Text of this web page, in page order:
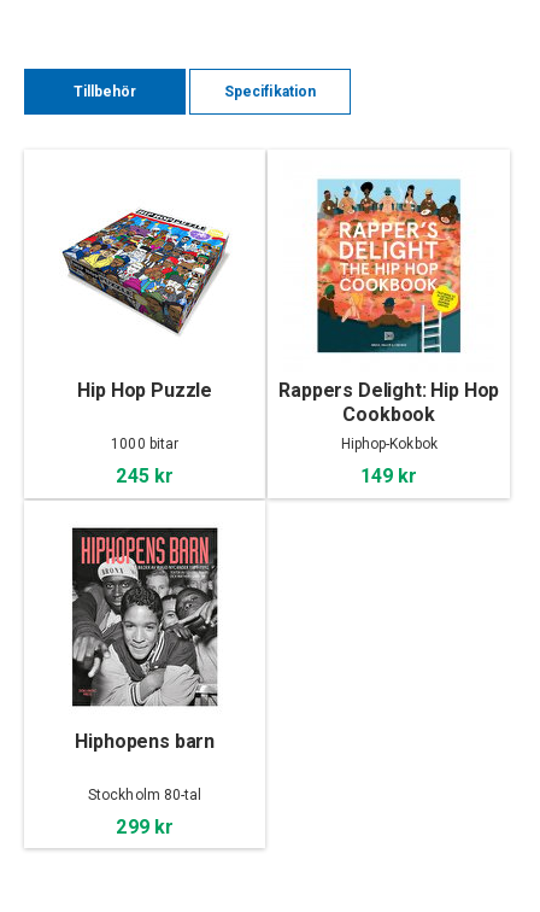
Tillbehör Specifikation
Hip Hop Puzzle
1000 bitar
245 kr
Rappers Delight: Hip Hop
Cookbook
Hiphop-Kokbok
149 kr
Hiphopens barn
Stockholm 80-tal
299 kr